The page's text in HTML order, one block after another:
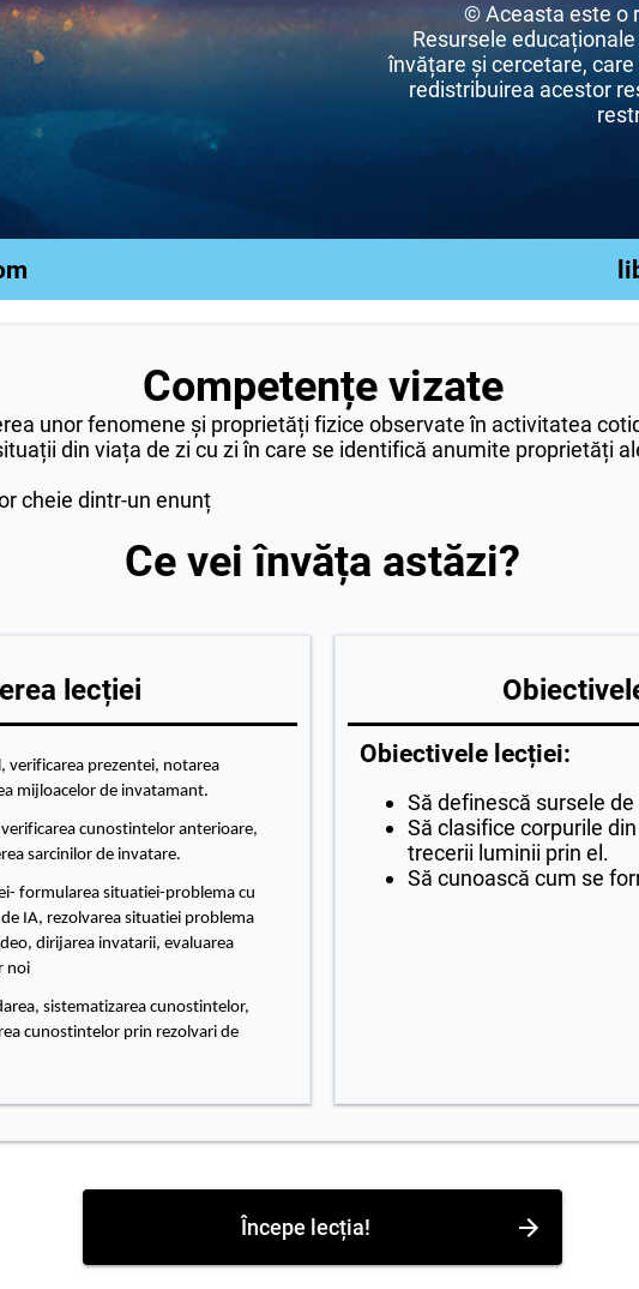
© Aceasta este o
Resursele
învățare și cercetare,
redistribuirea acestor
Competențe vizate
unor fenomene și proprietăți fizice observate în activitatea
din viața de zi cu zi în care se identifică anumite proprietăți
cheie dintr-un enunț
Ce vei învăța astăzi?
lecției
verificarea prezentei, notarea
mijloacelor de invatamant.
cunostintelor anterioare,
sarcinilor de invatare.
formularea situatiei-problema cu
IA, rezolvarea situatiei problema
dirijarea invatarii, evaluarea
noi
sistematizarea cunostintelor,
cunostintelor prin rezolvari de
Obiectivele lecției:
Să definescă sursele
Să clasifice corpurile
trecerii luminii prin el.
Să cunoască cum se
Începe lecția!